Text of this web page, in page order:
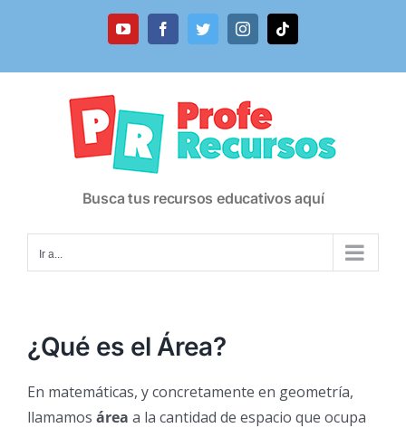
YouTubeFacebookTwitterInstagramTiktok
Busca tus recursos educativos aquí
Ir a...
¿Qué es el Área?
En matemáticas, y concretamente en geometría,
llamamos área a la cantidad de espacio que ocupa